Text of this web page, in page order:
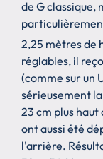
de G
2,25 mètres de
réglables, il
(comme sur un
sérieusement
23 cm plus
ont aussi été
l'arrière.